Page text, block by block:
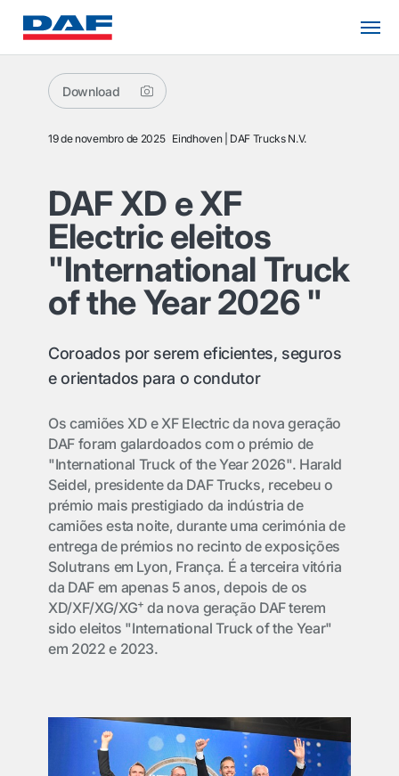
Download
19 de novembro de 2025 Eindhoven DAF Trucks N.V.
DAF XD e XF
Electric eleitos
"International Truck
of the Year 2026 "
Coroados por serem eficientes, seguros
e orientados para o condutor
Os camiões XD e XF Electric da nova geração
DAF foram galardoados com o prémio de
"International Truck of the Year 2026". Harald
Seidel, presidente da DAF Trucks, recebeu o
prémio mais prestigiado da indústria de
camiões esta noite, durante uma cerimónia de
entrega de prémios no recinto de exposições
Solutrans em Lyon, França. É a terceira vitória
da DAF em apenas 5 anos, depois de os
XD/XF/XG/XG+ da nova geração DAF terem
sido eleitos "International Truck of the Year"
em 2022 e 2023.